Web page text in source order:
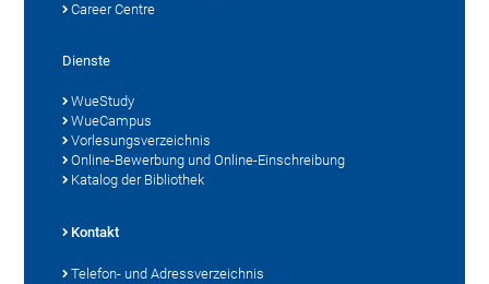
Career Centre
Dienste
WueStudy
WueCampus
Vorlesungsverzeichnis
Online-Bewerbung und Online-Einschreibung
Katalog der Bibliothek
Kontakt
Telefon- und Adressverzeichnis